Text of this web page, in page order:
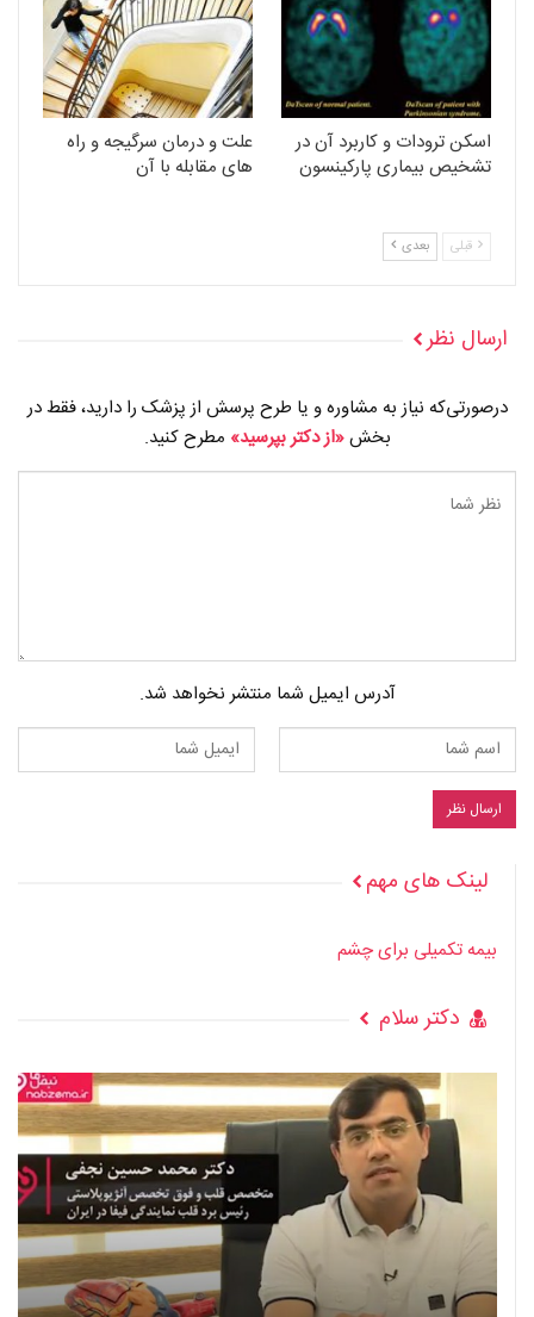
اسکن ترودات و کاربرد آن در
تشخیص بیماری پارکینسون
علت و درمان سرگیجه و راه
های مقابله با آن
قبلی بعدی
ارسال نظر
درصورتی‌که نیاز به مشاوره و یا طرح پرسش از پزشک را دارید، فقط در
بخش«از دکتر بپرسید» مطرح کنید.
آدرس ایمیل شما منتشر نخواهد شد.
لینک های مهم
بیمه تکمیلی برای چشم
دکتر سلام